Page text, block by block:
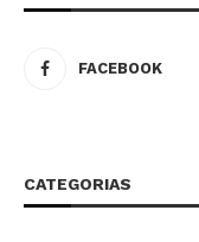
FACEBOOK
CATEGORIAS